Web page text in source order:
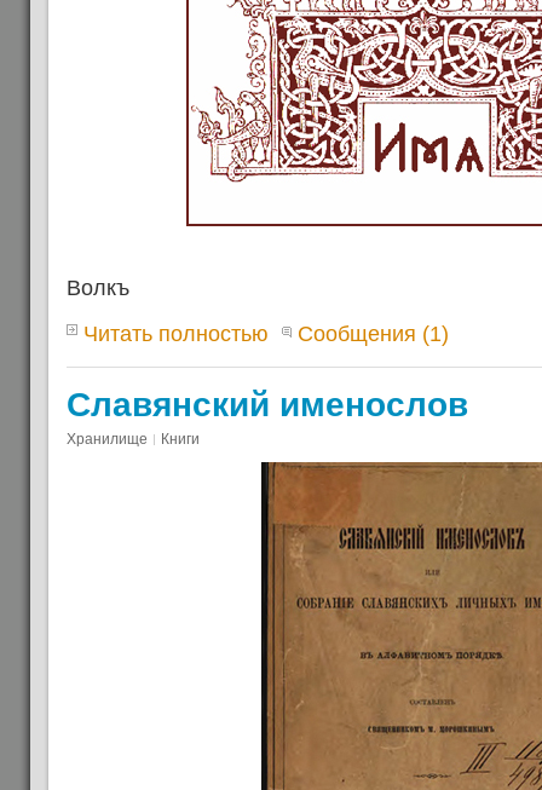
Волкъ
Читать полностью
Сообщения (1)
Славянский именослов
Хранилище Книги